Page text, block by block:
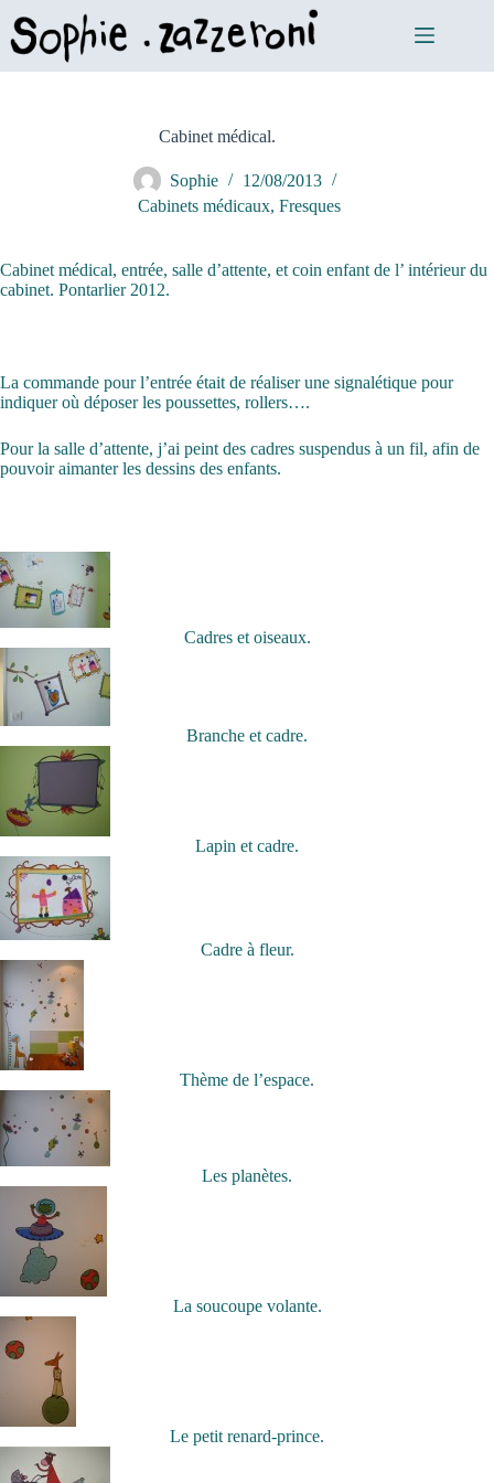
Cabinet médical.
Sophie
12/08/2013
Cabinets médicaux,Fresques
Cabinet médical, entrée, salle d’attente, et coin enfant de l’ intérieur du
cabinet. Pontarlier 2012.
La commande pour l’entrée était de réaliser une signalétique pour
indiquer où déposer les poussettes, rollers….
Pour la salle d’attente, j’ai peint des cadres suspendus à un fil, afin de
pouvoir aimanter les dessins des enfants.
Cadres et oiseaux.
Branche et cadre.
Lapin et cadre.
Cadre à fleur.
Thème de l’espace.
Les planètes.
La soucoupe volante.
Le petit renard-prince.